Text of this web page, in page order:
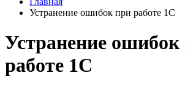
Устранение ошибок при работе 1С
Устранение ошибок
работе 1С